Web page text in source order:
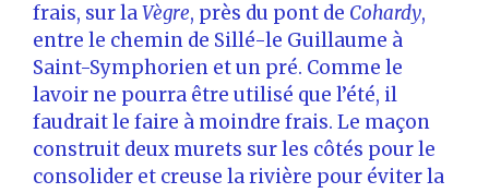
frais, sur laVègre, près du pont de Cohardy,
entre le chemin de Sillé-le Guillaume à
Saint-Symphorien et un pré. Comme le
lavoir ne pourra être utilisé que l’été, il
faudrait le faire à moindre frais. Le maçon
construit deux murets sur les côtés pour le
consolider et creuse la rivière pour éviter la